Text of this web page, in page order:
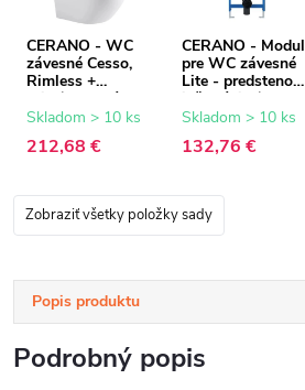
CERANO - WC
závesné Cesso,
Rimless +
Slim/UF sedátko -
biela matná -
Skladom > 10 ks
212,68 €
CERANO - Modul
pre WC závesné
Lite - predstenová
inštalácia /
sadrokartón -
Skladom > 10 ks
132,76 €
Zobraziť všetky položky sady
Popis produktu
Podrobný popis